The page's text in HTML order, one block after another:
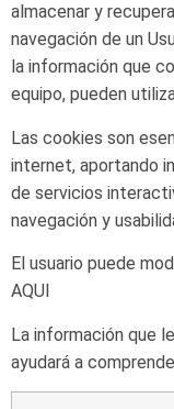
almacenar y
navegación de un
la información que
equipo, pueden
Las cookies son
internet, aportando
de servicios
navegación y
El usuario puede
AQUI
La información que le
ayudará a